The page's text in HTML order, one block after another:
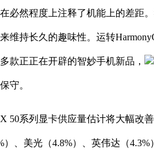
然程度上注释了机能上的差距。
维持长久的趣味性。运转
款正正在开辟的智妙手机新品，
守。
系列显卡供应量估计将大幅改
）、美光（4.8%）、英伟达（